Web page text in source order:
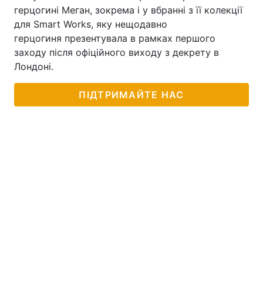
герцогині Меган, зокрема і у вбранні з її колекції
для Smart Works, яку нещодавно
герцогиня презентувала в рамках першого
заходу після офіційного виходу з декрету в
Лондоні.
ПІДТРИМАЙТЕ НАС